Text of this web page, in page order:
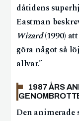
dåtidens
Eastman
Wizard(1990)
göra något så
allvar.”
1987 ÅRS
Den animerade